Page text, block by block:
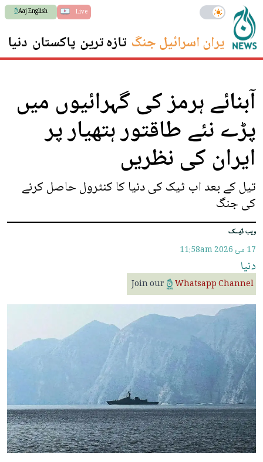
Live
Aaj English
ایران اسرائیل جنگ تازہ ترین پاکستان دنیا
آبنائے ہرمز کی گہرائیوں میں
پڑے نئے طاقتور ہتھیار پر
ایران کی نظریں
تیل کے بعد اب ٹیک کی دنیا کا کنٹرول حاصل کرنے
کی جنگ
ویب ڈیسک
17 مئ 2026 11:58am
دنیا
Join our Whatsapp Channel